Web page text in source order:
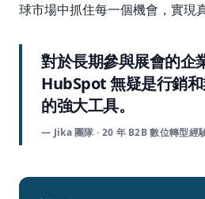
球市場中抓住每一個機會，實現
對於長期參與展會的企
HubSpot 無疑是行銷
的強大工具。
— Jika 團隊 · 20 年 B2B 數位轉型經